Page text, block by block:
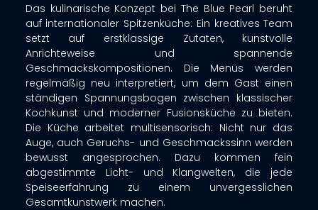
Das kulinarische Konzept bei The Blue Pearl beruht
auf internationaler Spitzenküche: Ein kreatives Team
setzt auf erstklassige Zutaten, kunstvolle
Anrichteweise und spannende
Geschmackskompositionen. Die Menüs werden
regelmäßig neu interpretiert, um dem Gast einen
ständigen Spannungsbogen zwischen klassischer
Kochkunst und moderner Fusionsküche zu bieten.
Die Küche arbeitet multisensorisch: Nicht nur das
Auge, auch Geruchs- und Geschmackssinn werden
bewusst angesprochen. Dazu kommen fein
abgestimmte Licht- und Klangwelten, die jede
Speiseerfahrung zu einem unvergesslichen
Gesamtkunstwerk machen.